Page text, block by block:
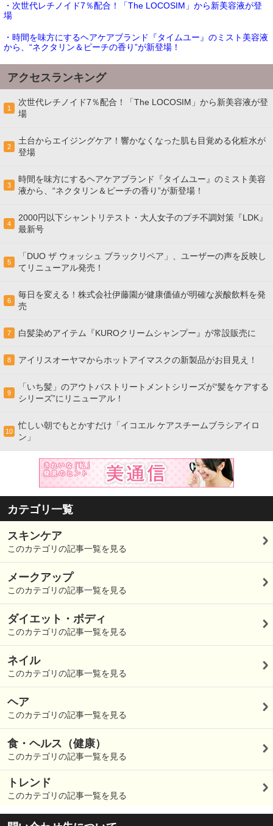
・次世代レチノイド7％配合！「The LOCOSIM」から新美容液が登
場
・時間を味方にするヘアケアブランド『タイムユー』のミスト美容液
から、“ネクタリン＆ピーチの香り”が新登場！
アクセスランキング
1
次世代レチノイド7％配合！「The LOCOSIM」から新美容液が登
場
2
土台からエイジングケア！響かなくなった肌も目覚める化粧水が
登場
3
時間を味方にするヘアケアブランド『タイムユー』のミスト美容
液から、“ネクタリン＆ピーチの香り”が新登場！
4
2000円以下シャントリテスト・大人女子のプチ不調対策『LDK』
最新号
5
「DUO ザ ウォッシュ ブラックリペア」、ユーザーの声を反映し
てリニューアル発売！
6
毎日を変える！株式会社伊藤園が健康価値が明確な炭酸飲料を発
売
7 白髪染めアイテム『KUROクリームシャンプー』が常設販売に
8 アイリスオーヤマからホットアイマスクの新製品がお目見え！
9
「いち髪」のアウトバストリートメントシリーズが“髪をケアする
シリーズ”にリニューアル！
10
忙しい朝でもとかすだけ「イコエル ケアスチームブラシアイロ
ン」
カテゴリ一覧
スキンケア
このカテゴリの記事一覧を見る
メークアップ
このカテゴリの記事一覧を見る
ダイエット・ボディ
このカテゴリの記事一覧を見る
ネイル
このカテゴリの記事一覧を見る
ヘア
このカテゴリの記事一覧を見る
食・ヘルス（健康）
このカテゴリの記事一覧を見る
トレンド
このカテゴリの記事一覧を見る